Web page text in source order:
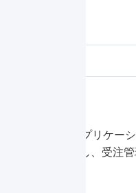
問い合わせ管理アプリケー
LOGILESSを統合し、受注